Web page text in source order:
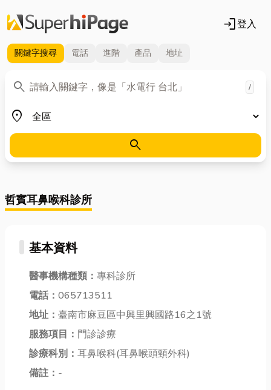
login登入
關鍵字搜尋 電話 進階 產品 地址
search
關鍵字 /
place
地區
search
哲賓耳鼻喉科診所
基本資料
醫事機構種類： 專科診所
電話： 065713511
地址： 臺南市麻豆區中興里興國路16之1號
服務項目： 門診診療
診療科別： 耳鼻喉科(耳鼻喉頭頸外科)
備註： -